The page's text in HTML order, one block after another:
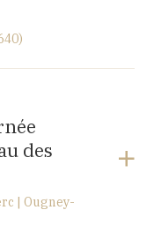
des
| Ougney-